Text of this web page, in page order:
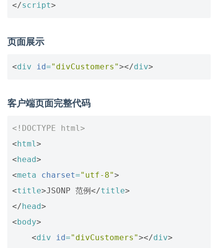
</script>
页面展示
<div id="divCustomers"></div>
客户端页面完整代码
<!DOCTYPE html>
<html>
<head>
<meta charset="utf-8">
<title>JSONP 范例</title>
</head>
<body>
<div id="divCustomers"></div>